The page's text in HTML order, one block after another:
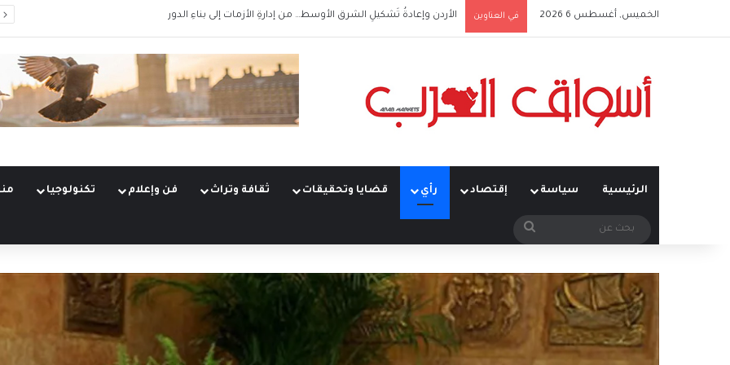
الخميس, أغسطس 6 2026 في العناوين الأردن وإعادةُ تَشكيلِ الشرق الأوسط… من إدارةِ الأزمات إلى بناءِ الدور
الرئيسية سياسة إقتصاد رأي قضايا وتحقيقات ثقافة وتراث فن وإعلام تكنولوجيا
بحث